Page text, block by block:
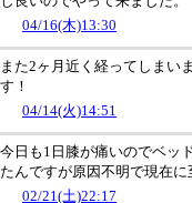
04/16(木)13:30
また2ヶ月近く経ってしまい
す！
04/14(火)14:51
今日も1日膝が痛いのでベッ
たんですが原因不明で現在に
02/21(土)22:17